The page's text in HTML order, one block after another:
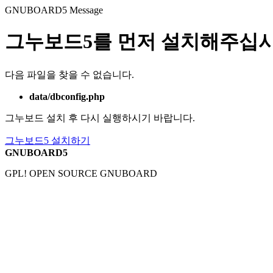
GNUBOARD5 Message
그누보드5를 먼저 설치해주십
다음 파일을 찾을 수 없습니다.
data/dbconfig.php
그누보드 설치 후 다시 실행하시기 바랍니다.
그누보드5 설치하기
GNUBOARD5
GPL! OPEN SOURCE GNUBOARD